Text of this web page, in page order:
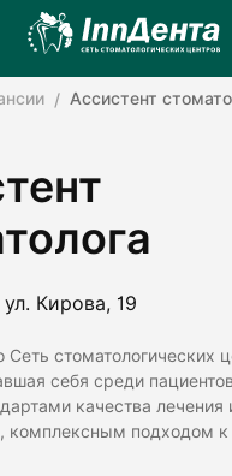
Ассистент
Кирова, 19
Сеть стоматологических
себя среди
качества лечения
комплексным подходом к